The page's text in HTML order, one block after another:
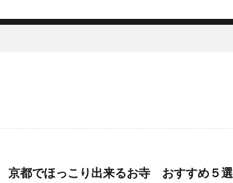
京都でほっこり出来るお寺 おすすめ５選